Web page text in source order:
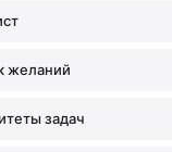
желаний
задач